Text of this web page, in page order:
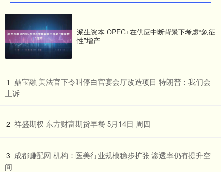
派生资本 OPEC+在供应中断背景下考虑“象征
性”增产
1 ​鼎宝融 美法官下令叫停白宫宴会厅改造项目 特朗普：我们会
上诉
2 ​祥盛期权 东方财富期货早餐 5月14日 周四
3 ​成都赚配网 机构：医美行业规模稳步扩张 渗透率仍有提升空
间